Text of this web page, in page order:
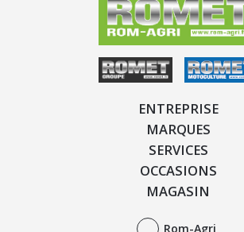
ENTREPRISE
MARQUES
SERVICES
OCCASIONS
MAGASIN
Rom-Agri